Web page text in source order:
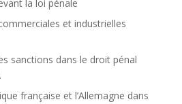
la loi pénale
et industrielles
sanctions dans le droit pénal
française et l’Allemagne dans